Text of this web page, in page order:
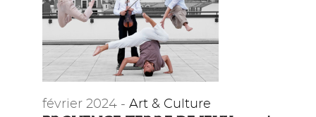
février 2024 - Art & Culture